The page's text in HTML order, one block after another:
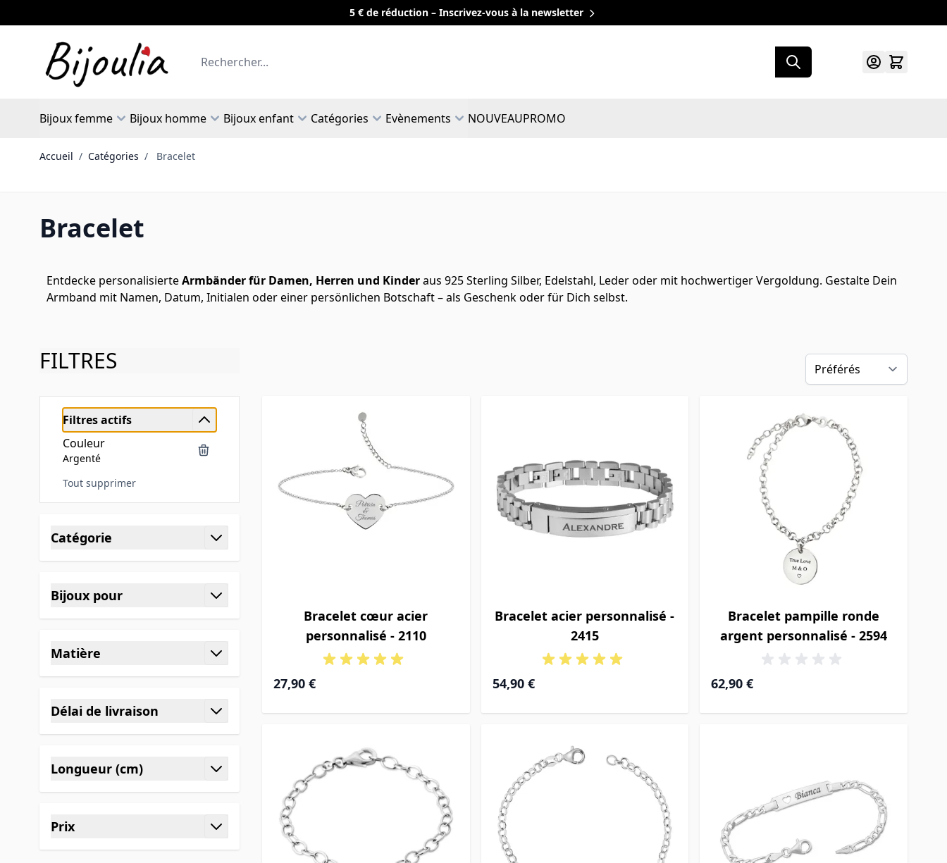
5 € de réduction – Inscrivez-vous à la newsletter
Rechercher
Bijoux femme Bijoux homme Bijoux enfant Catégories Evènements NOUVEAUPROMO
Accueil / Catégories / Bracelet
Bracelet
Entdecke personalisierteArmbänder für Damen, Herren und Kinderaus 925 Sterling Silber, Edelstahl, Leder oder mit hochwertiger Vergoldung. Gestalte Dein
Armband mit Namen, Datum, Initialen oder einer persönlichen Botschaft – als Geschenk oder für Dich selbst.
FILTRES
Filtres actifs
Couleur
Argenté
Tout supprimer
Catégorie
Bijoux pour
Matière
Délai de livraison
Longueur (cm)
Prix
Bracelet cœur acier
personnalisé - 2110
27,90 €
Bracelet acier personnalisé -
2415
54,90 €
Bracelet pampille ronde
argent personnalisé - 2594
62,90 €